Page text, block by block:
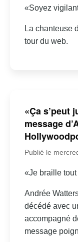
«Soyez
La chanteuse
tour du web.
«Ça s’peut
message
Publié le
«Je braille
Andrée
décédé avec
accompagné
message